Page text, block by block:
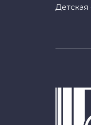
Детская